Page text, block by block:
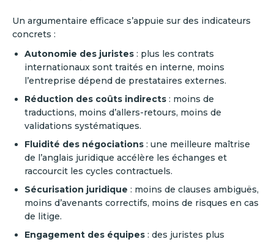
Un argumentaire efficace s’appuie sur des indicateurs
concrets :
Autonomie des juristes : plus les contrats
internationaux sont traités en interne, moins
l’entreprise dépend de prestataires externes.
Réduction des coûts indirects : moins de
traductions, moins d’allers-retours, moins de
validations systématiques.
Fluidité des négociations : une meilleure maîtrise
de l’anglais juridique accélère les échanges et
raccourcit les cycles contractuels.
Sécurisation juridique : moins de clauses ambiguës,
moins d’avenants correctifs, moins de risques en cas
de litige.
Engagement des équipes : des juristes plus